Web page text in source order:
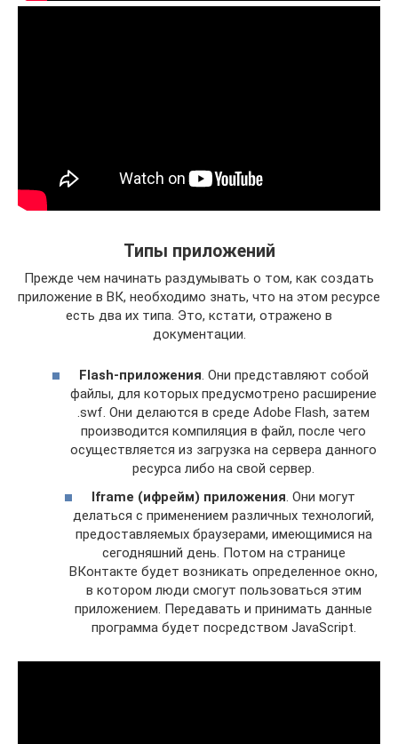
Типы приложений
Прежде чем начинать раздумывать о том, как создать
приложение в ВК, необходимо знать, что на этом ресурсе
есть два их типа. Это, кстати, отражено в
документации.
Flash-приложения. Они представляют собой
файлы, для которых предусмотрено расширение
.swf. Они делаются в среде Adobe Flash, затем
производится компиляция в файл, после чего
осуществляется из загрузка на сервера данного
ресурса либо на свой сервер.
Iframe (ифрейм) приложения. Они могут
делаться с применением различных технологий,
предоставляемых браузерами, имеющимися на
сегодняшний день. Потом на странице
ВКонтакте будет возникать определенное окно,
в котором люди смогут пользоваться этим
приложением. Передавать и принимать данные
программа будет посредством JavaScript.